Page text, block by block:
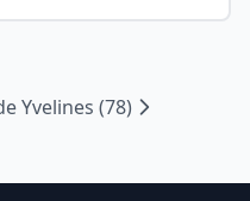
Yvelines (78)